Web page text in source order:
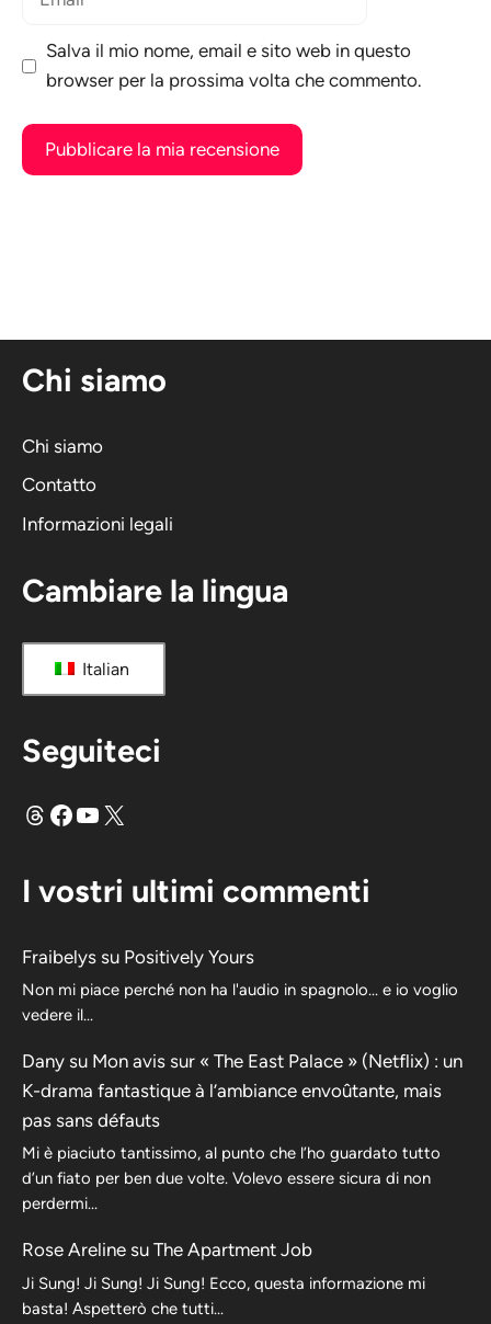
Salva il mio nome, email e sito web in questo
browser per la prossima volta che commento.
a
i
a
:
Chi siamo
Chi siamo
Contatto
Informazioni legali
Cambiare la lingua
Italian
Seguiteci
FiliFacebook
YouTube
X
I vostri ultimi commenti
Fraibelys su Positively Yours
Non mi piace perché non ha l'audio in spagnolo... e io voglio
vedere il...
Dany su Mon avis sur « The East Palace » (Netflix) : un
K-drama fantastique à l’ambiance envoûtante, mais
pas sans défauts
Mi è piaciuto tantissimo, al punto che l’ho guardato tutto
d’un fiato per ben due volte. Volevo essere sicura di non
perdermi…
Rose Areline su The Apartment Job
Ji Sung! Ji Sung! Ji Sung! Ecco, questa informazione mi
basta! Aspetterò che tutti…